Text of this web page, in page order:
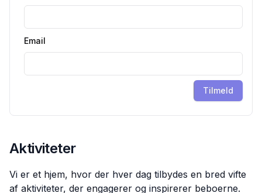
Email
Tilmeld
Aktiviteter
Vi er et hjem, hvor der hver dag tilbydes en bred vifte
af aktiviteter, der engagerer og inspirerer beboerne.